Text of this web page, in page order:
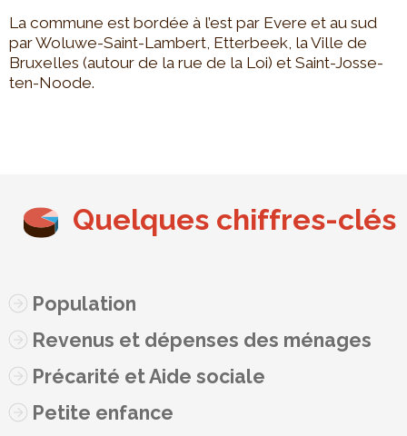
La commune est bordée à l’est par Evere et au sud
par Woluwe-Saint-Lambert, Etterbeek, la Ville de
Bruxelles (autour de la rue de la Loi) et Saint-Josse-
ten-Noode.
Quelques chiffres-clés
Population
Revenus et dépenses des ménages
Précarité et Aide sociale
Petite enfance